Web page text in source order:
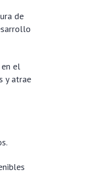
de
el
y atrae